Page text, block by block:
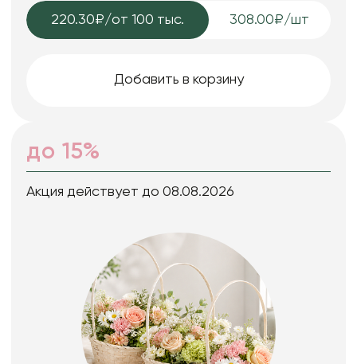
220.30₽/от 100 тыс. 308.00₽/шт
Добавить в корзину
до 15%
Акция действует до 08.08.2026